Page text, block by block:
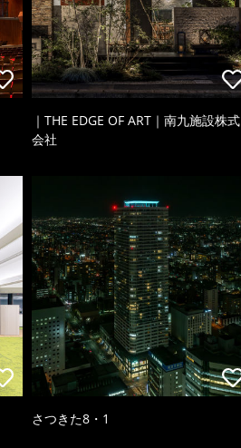
｜THE EDGE OF ART｜南九施設株式
会社
さつきた8・1